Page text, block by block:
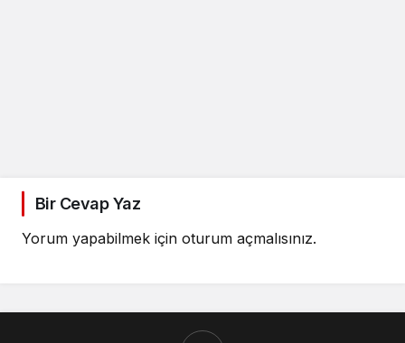
Bir Cevap Yaz
Yorum yapabilmek için oturum açmalısınız.